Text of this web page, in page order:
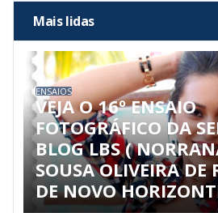
Mais lidas
ENSAIOS
VEJA O 16º ENSAIO
FOTOGRÁFICO DA
BLOG LBS (
SOUSA OLIVEIRA DE
DE NOVO